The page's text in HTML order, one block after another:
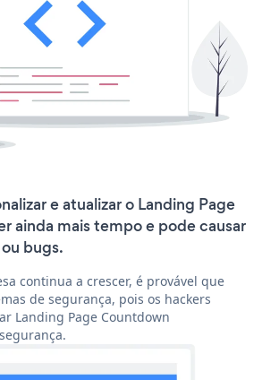
e atualizar o Landing Page
ainda mais tempo e pode causar
bugs.
continua a crescer, é provável que
de segurança, pois os hackers
Landing Page Countdown